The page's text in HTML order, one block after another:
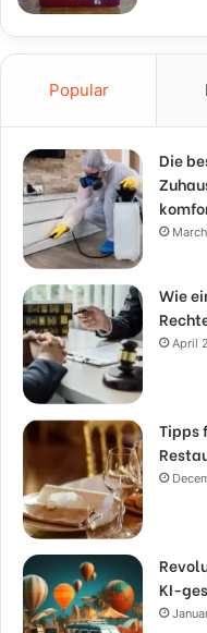
Popular
Die
Wie
April
Tipps
KI-